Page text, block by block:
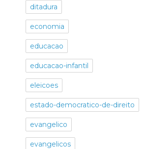
ditadura
economia
educacao
educacao-infantil
eleicoes
estado-democratico-de-direito
evangelico
evangelicos